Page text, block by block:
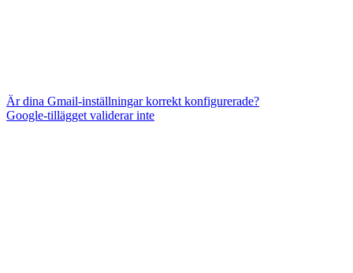
Är dina Gmail-inställningar korrekt konfigurerade?
Google-tillägget validerar inte